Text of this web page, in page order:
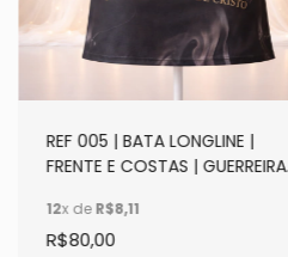
REF 005 | BATA LONGLINE |
FRENTE E COSTAS | GUERREIRA
12x deR$8,11
R$80,00